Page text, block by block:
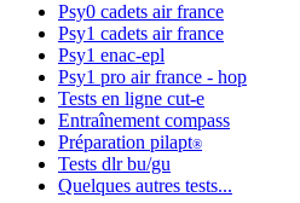
Psy0 cadets air france
Psy1 cadets air france
Psy1 enac-epl
Psy1 pro air france - hop
Tests en ligne cut-e
Entraînement compass
Préparation pilapt®
Tests dlr bu/gu
Quelques autres tests...